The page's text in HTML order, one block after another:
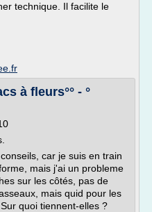
technique. Il facilite le
à fleurs°° - °
car je suis en train
mais j'ai un probleme
sur les côtés, pas de
mais quid pour les
quoi tiennent-elles ?